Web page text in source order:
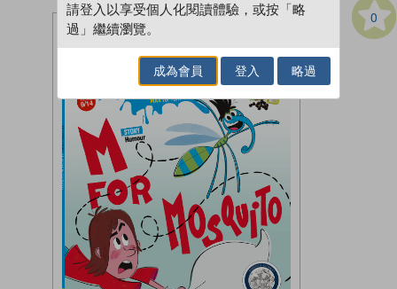
0
請登入以享受個人化閱讀體驗，或按「略
過」繼續瀏覽。
成為會員 登入 略過